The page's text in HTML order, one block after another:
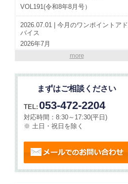
VOL191(令和8年8月号）
2026.07.01 | 今月のワンポイントアド
バイス
2026年7月
VOL190(令和8年7月号）
2026.06.01 | 今月のワンポイントアド
2026年6月
more
まずはご相談ください
TEL: 053-472-2204
対応時間： 8:30～17:30(平日)
※ 土日・祝日を除く